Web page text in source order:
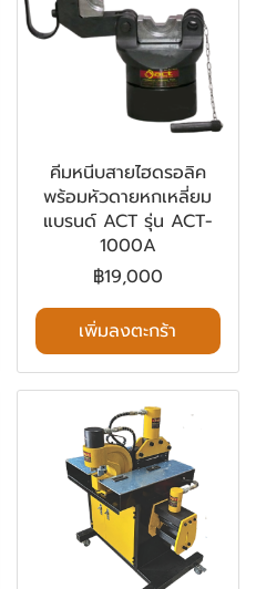
คีมหนีบสายไฮดรอลิค
พร้อมหัวดายหกเหลี่ยม
แบรนด์ ACT รุ่น ACT-
1000A
฿19,000
เพิ่มลงตะกร้า